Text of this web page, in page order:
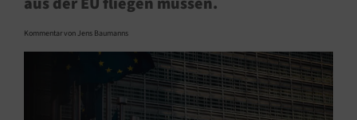
Kommentar von Jens Baumanns